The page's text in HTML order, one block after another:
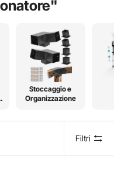
"
Stoccaggio e
Organizzazione
Filtri